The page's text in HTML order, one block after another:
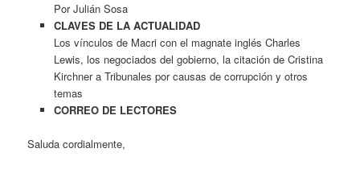
Por Julián Sosa
CLAVES DE LA ACTUALIDAD
Los vínculos de Macri con el magnate inglés Charles
Lewis, los negociados del gobierno, la citación de Cristina
Kirchner a Tribunales por causas de corrupción y otros
temas
CORREO DE LECTORES
Saluda cordialmente,